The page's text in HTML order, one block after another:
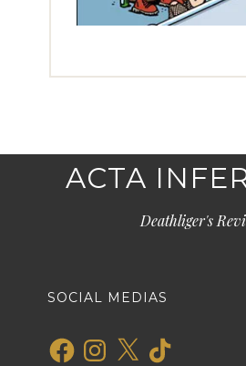
ACTA
Deathliger's
SOCIAL MEDIAS
FacebookInstagram
X TikTok